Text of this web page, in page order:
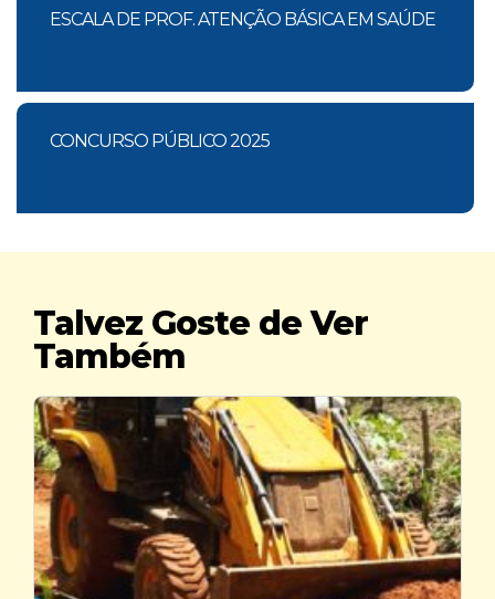
ESCALA DE PROF. ATENÇÃO BÁSICA EM SAÚDE
CONCURSO PÚBLICO 2025
Talvez Goste de Ver
Também